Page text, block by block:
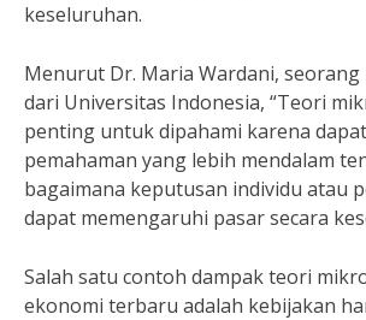
keseluruhan.
Menurut Dr. Maria Wardani,
dari Universitas Indonesia, “Teori
penting untuk dipahami karena
pemahaman yang lebih mendalam
bagaimana keputusan individu atau
dapat memengaruhi pasar secara
Salah satu contoh dampak teori
ekonomi terbaru adalah kebijakan